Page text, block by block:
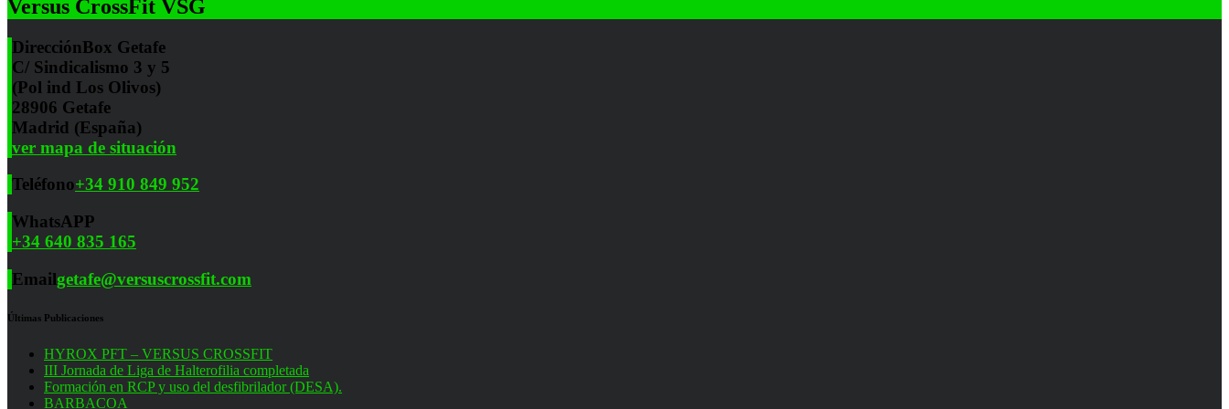
Versus CrossFit VSG
DirecciónBox Getafe
C/ Sindicalismo 3 y 5
(Pol ind Los Olivos)
28906 Getafe
Madrid (España)
ver mapa de situación
Teléfono+34 910 849 952
WhatsAPP
+34 640 835 165
Emailgetafe@versuscrossfit.com
Últimas Publicaciones
HYROX PFT – VERSUS CROSSFIT
III Jornada de Liga de Halterofilia completada
Formación en RCP y uso del desfibrilador (DESA).
BARBACOA